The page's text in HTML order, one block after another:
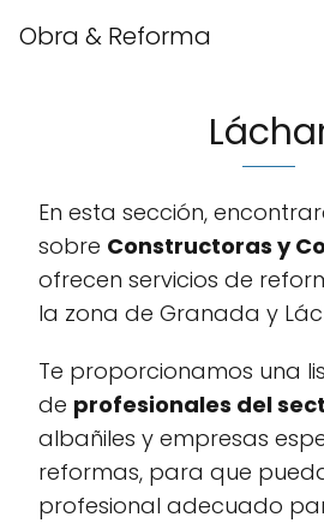
Obra & Reforma
En esta sección,
sobre Constructoras y
ofrecen servicios de
la zona de Granada y
Te proporcionamos una
de profesionales del
albañiles y empresas
reformas, para que
profesional adecuado